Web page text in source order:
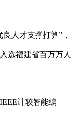
人才支撑打算”，
选福建省百万万人
计较智能编